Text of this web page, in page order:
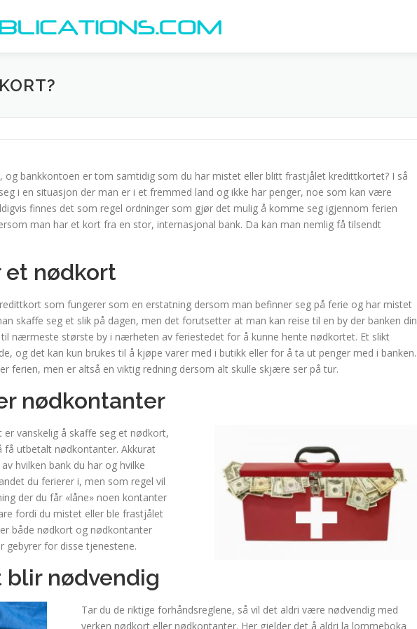
og bankkontoen er tom samtidig som du har mistet eller blitt frastjålet kredittkortet? I så
i en situasjon der man er i et fremmed land og ikke har penger, noe som kan være
finnes det som regel ordninger som gjør det mulig å komme seg igjennom ferien
man har et kort fra en stor, internasjonal bank. Da kan man nemlig få tilsendt
et nødkort
som fungerer som en erstatning dersom man befinner seg på ferie og har mistet
skaffe seg et slik på dagen, men det forutsetter at man kan reise til en by der banken din
nærmeste største by i nærheten av feriestedet for å kunne hente nødkortet. Et slikt
og det kan kun brukes til å kjøpe varer med i butikk eller for å ta ut penger med i banken.
ferien, men er altså en viktig redning dersom alt skulle skjære ser på tur.
nødkontanter
vanskelig å skaffe seg et nødkort,
få utbetalt nødkontanter. Akkurat
hvilken bank du har og hvilke
du ferierer i, men som regel vil
der du får «låne» noen kontanter
fordi du mistet eller ble frastjålet
både nødkort og nødkontanter
gebyrer for disse tjenestene.
blir nødvendig
Tar du de riktige forhåndsreglene, så vil det aldri være nødvendig med
verken nødkort eller nødkontanter. Her gjelder det å aldri la lommeboka